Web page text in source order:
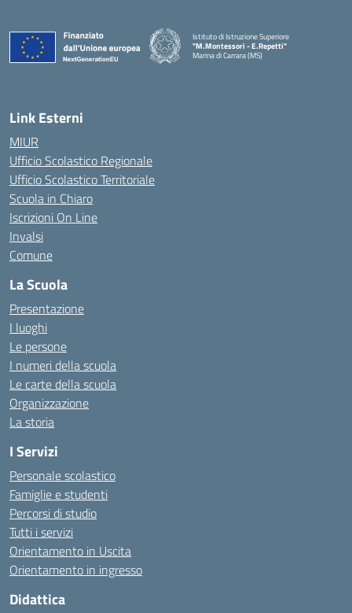
Istituto di Istruzione Superiore
"M.Montessori - E.Repetti"
Marina di Carrara (MS)
Link Esterni
MIUR
Ufficio Scolastico Regionale
Ufficio Scolastico Territoriale
Scuola in Chiaro
Iscrizioni On Line
Invalsi
Comune
La Scuola
Presentazione
I luoghi
Le persone
I numeri della scuola
Le carte della scuola
Organizzazione
La storia
I Servizi
Personale scolastico
Famiglie e studenti
Percorsi di studio
Tutti i servizi
Orientamento in Uscita
Orientamento in ingresso
Didattica